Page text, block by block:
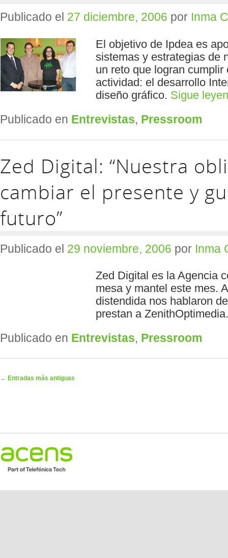
Publicado el 27 diciembre, 2006 por Inma
El objetivo de Ipdea es
sistemas y estrategias de
un reto que logran
actividad: el desarrollo
diseño gráfico. Sigue
Publicado en Entrevistas, Pressroom
Zed Digital: “Nuestra
cambiar el presente y
futuro”
Publicado el 29 noviembre, 2006 por Inma
Zed Digital es la Agencia
mesa y mantel este mes.
distendida nos hablaron
prestan a
Publicado en Entrevistas, Pressroom
Navegador de artículos
← Entradas más antiguas